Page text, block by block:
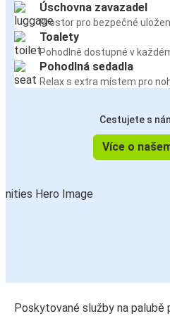
Úschovna zavazadel
Prostor pro bezpečné
Toalety
Pohodlně dostupné v
Pohodlná sedadla
Relax s extra místem pro
Cestujete s
Více o
Poskytované služby na palubě